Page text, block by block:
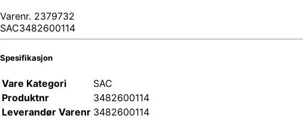
Varenr. 2379732
SAC3482600114
Spesifikasjon
Vare Kategori
SAC
Produktnr
3482600114
Leverandør Varenr 3482600114